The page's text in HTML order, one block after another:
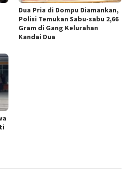
Dua Pria di Dompu Diamankan,
Polisi Temukan Sabu-sabu 2,66
Gram di Gang Kelurahan
Kandai Dua